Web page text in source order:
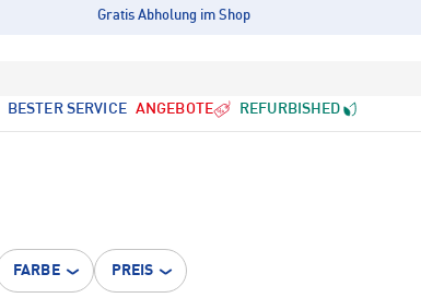
Gratis Abholung im Shop
BESTER SERVICE ANGEBOTE REFURBISHED
FARBE PREIS